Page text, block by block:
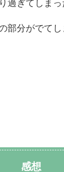
過ぎてしまっ
部分がでてし
感想